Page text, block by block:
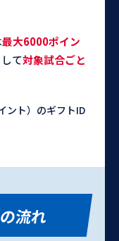
最大6000ポイン
て対象試合ごと
ント）のギフトID
流れ